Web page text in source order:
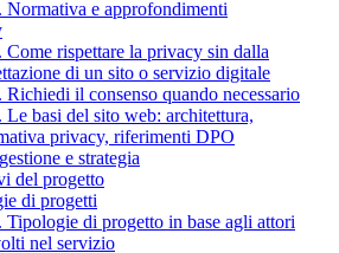
Normativa e approfondimenti
Come rispettare la privacy sin dalla
di un sito o servizio digitale
Richiedi il consenso quando necessario
Le basi del sito web: architettura,
privacy, riferimenti DPO
e strategia
del progetto
di progetti
Tipologie di progetto in base agli attori
nel servizio